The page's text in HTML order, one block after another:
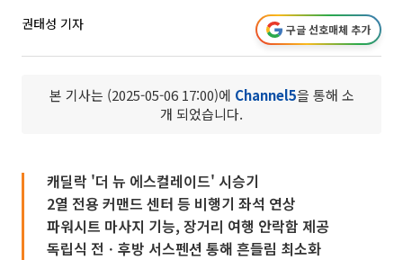
권태성 기자 구글 선호매체 추가
본 기사는 (2025-05-06 17:00)에 Channel5을 통해 소
개 되었습니다.
캐딜락 '더 뉴 에스컬레이드' 시승기
2열 전용 커맨드 센터 등 비행기 좌석 연상
파워시트 마사지 기능, 장거리 여행 안락함 제공
독립식 전ㆍ후방 서스펜션 통해 흔들림 최소화